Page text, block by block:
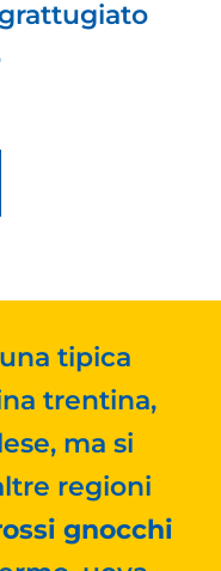
tipica
trentina,
ma si
regioni
gnocchi